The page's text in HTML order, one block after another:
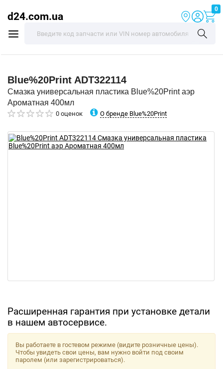
d24.com.ua
0
Blue%20Print ADT322114
Смазка универсальная пластика Blue%20Print аэр
Ароматная 400мл
0 оценок О бренде Blue%20Print
Расширенная гарантия при установке детали
в нашем автосервисе.
Вы работаете в гостевом режиме (видите розничные цены).
Чтобы увидеть свои цены, вам нужно войти под своим
паролем (или зарегистрироваться).